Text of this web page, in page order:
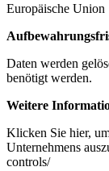
Europäische Union
Daten werden
benötigt werden.
Weitere
Klicken Sie hier,
Unternehmens
controls/